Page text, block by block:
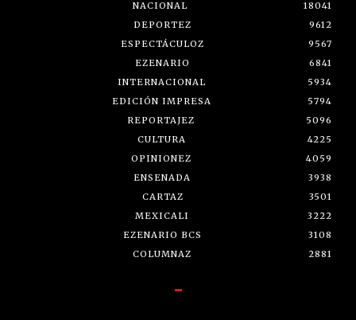
NACIONAL
18041
DEPORTEZ
9612
ESPECTÁCULOZ
9567
EZENARIO
6841
INTERNACIONAL
5934
EDICIÓN IMPRESA
5794
REPORTAJEZ
5096
CULTURA
4225
OPINIONEZ
4059
ENSENADA
3938
CARTAZ
3501
MEXICALI
3222
EZENARIO BCS
3108
COLUMNAZ
2881
-